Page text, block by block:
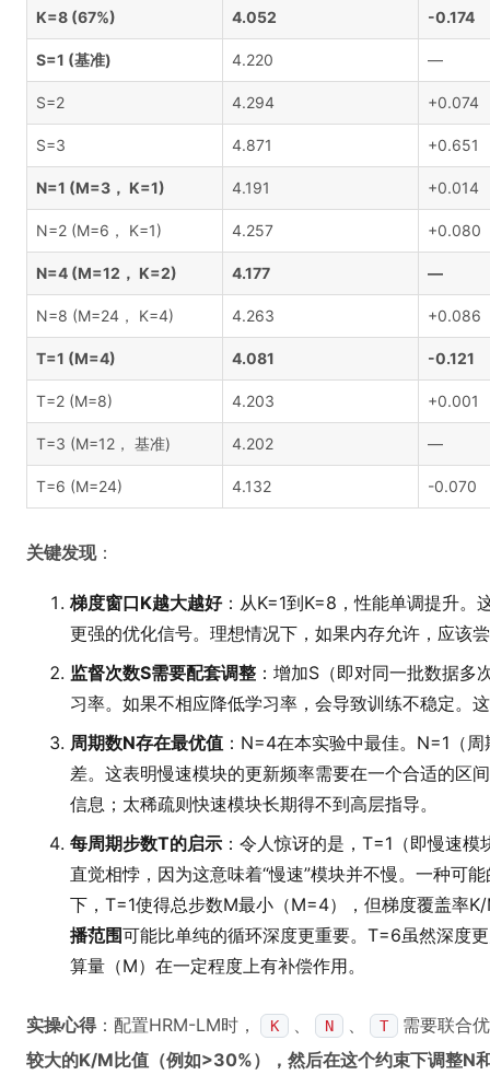
K=8 (67%) 4.052 -0.174
S=1 (基准) 4.220 —
S=2 4.294 +0.074
S=3 4.871 +0.651
N=1 (M=3， K=1) 4.191 +0.014
N=2 (M=6， K=1) 4.257 +0.080
N=4 (M=12， K=2) 4.177 —
N=8 (M=24， K=4) 4.263 +0.086
T=1 (M=4) 4.081 -0.121
T=2 (M=8) 4.203 +0.001
T=3 (M=12， 基准) 4.202 —
T=6 (M=24) 4.132 -0.070
关键发现：
梯度窗口K越大越好：从K=1到K=8，性能单调提升。
更强的优化信号。理想情况下，如果内存允许，应该
监督次数S需要配套调整 ：增加S（即对同一批数据
习率。如果不相应降低学习率，会导致训练不稳定。
周期数N存在最优值 ：N=4在本实验中最佳。N=1（
差。这表明慢速模块的更新频率需要在一个合适的区
信息；太稀疏则快速模块长期得不到高层指导。
每周期步数T的启示 ：令人惊讶的是，T=1（即慢速
直觉相悖，因为这意味着“慢速”模块并不慢。一种可
下，T=1使得总步数M最小（M=4），但梯度覆盖率
播范围可能比单纯的循环深度更重要。T=6虽然深度
算量（M）在一定程度上有补偿作用。
实操心得：配置HRM-LM时， K 、 N 、 T
需要联合
较大的K/M比值（例如>30%），然后在这个约束下调整N